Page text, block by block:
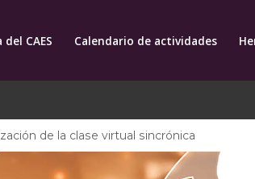
del CAES Calendario de actividades
de la clase virtual sincrónica